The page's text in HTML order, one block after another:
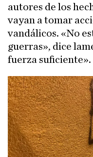
autores de los
vayan a tomar
vandálicos. «No
guerras», dice
fuerza suficiente».